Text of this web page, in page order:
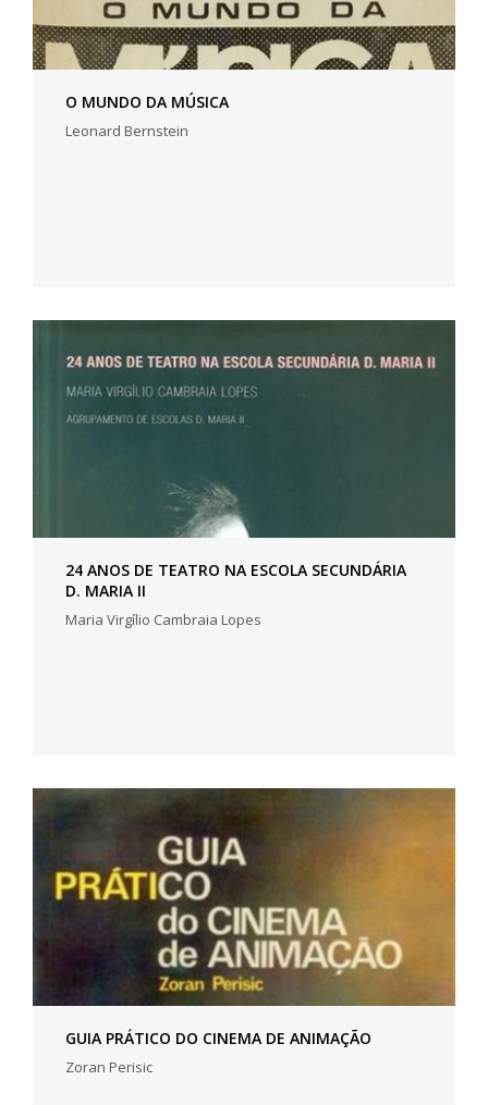
O MUNDO DA MÚSICA
Leonard Bernstein
24 ANOS DE TEATRO NA ESCOLA SECUNDÁRIA
D. MARIA II
Maria Virgílio Cambraia Lopes
GUIA PRÁTICO DO CINEMA DE ANIMAÇÃO
Zoran Perisic